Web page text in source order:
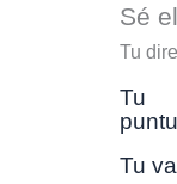
Sé
Tu
Tu
Tu